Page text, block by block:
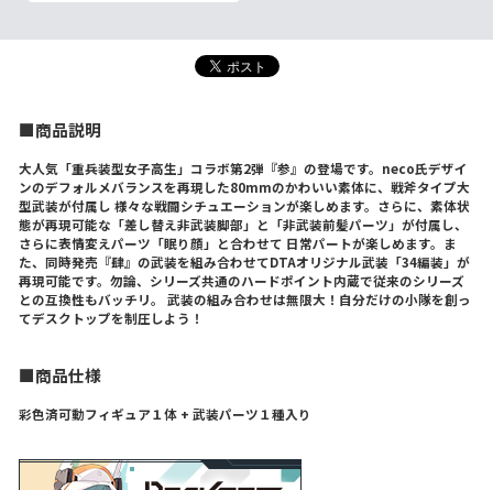
■商品説明
大人気「重兵装型女子高生」コラボ第2弾『参』の登場です。neco氏デザイ
ンのデフォルメバランスを再現した80mmのかわいい素体に、戦斧タイプ大
型武装が付属し 様々な戦闘シチュエーションが楽しめます。さらに、素体状
態が再現可能な「差し替え非武装脚部」と「非武装前髪パーツ」が付属し、
さらに表情変えパーツ「眠り顔」と合わせて 日常パートが楽しめます。ま
た、同時発売『肆』の武装を組み合わせてDTAオリジナル武装「34編装」が
再現可能です。勿論、シリーズ共通のハードポイント内蔵で従来のシリーズ
との互換性もバッチリ。 武装の組み合わせは無限大！自分だけの小隊を創っ
てデスクトップを制圧しよう！
■商品仕様
彩色済可動フィギュア１体 + 武装パーツ１種入り